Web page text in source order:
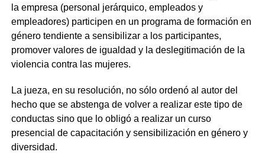
la empresa (personal jerárquico, empleados y
empleadores) participen en un programa de formación en
género tendiente a sensibilizar a los participantes,
promover valores de igualdad y la deslegitimación de la
violencia contra las mujeres.
La jueza, en su resolución, no sólo ordenó al autor del
hecho que se abstenga de volver a realizar este tipo de
conductas sino que lo obligó a realizar un curso
presencial de capacitación y sensibilización en género y
diversidad.